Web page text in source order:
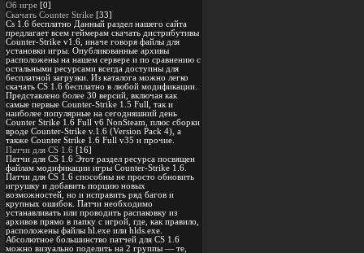
Об игре [0]
Скачать Counter Strike [33]
Cs 1.6 бесплатно Данный раздел нашего сайта
предлагает всем геймерам скачать дистрибутивы
Counter-Strike v1.6, иначе говоря файлы для
установки игры. Опубликованные архивы
расположены на нашем сервере и по сравнению с
остальными ресурсами всегда доступны для
бесплатной загрузки. Из каталога можно легко
скачать CS 1.6 бесплатно в любой модификации.
Представлено более 30 версий, включая как
самые первые Counter-Strike 1.5 Full, так и
наиболее популярные на сегодняшний день
Counter Strike 1.6 Full v6 NonSteam, плюс сборки
вроде Counter-Strike v.1.6 (Version Pack 4), а
также Counter Strike 1.6 Full v35 и прочие.
Патчи для CS 1.6 [16]
Патчи для CS 1.6 Этот раздел ресурса посвящен
файлам модификации игры Counter-Strike 1.6.
Патчи для CS 1.6 способны не просто обновить
игрушку и добавить порцию новых
возможностей, но и исправить ряд багов и
крупных ошибок. Патчи необходимо
устанавливать или проводить распаковку из
архивов прямо в папку с игрой, где, как правило,
расположены файлы hl.exe или hlds.exe.
Абсолютное большинство патчей для CS 1.6
можно визуально поделить на 2 группы — те,